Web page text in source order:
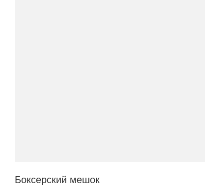
Боксерский мешок